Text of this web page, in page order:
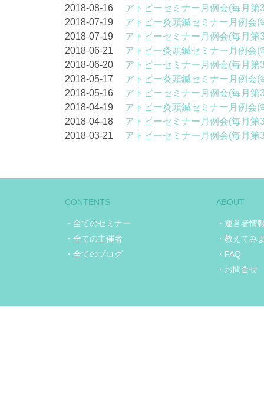
2018-08-16 アトピーセミナー月例会(毎月第
2018-07-19 アトピー灸頭鍼セミナー月例会(
2018-07-19 アトピーセミナー月例会(毎月第
2018-06-21 アトピー灸頭鍼セミナー月例会(
2018-06-20 アトピーセミナー月例会(毎月第
2018-05-17 アトピー灸頭鍼セミナー月例会(
2018-05-16 アトピーセミナー月例会(毎月第
2018-04-19 アトピー灸頭鍼セミナー月例会(
2018-04-18 アトピーセミナー月例会(毎月第
2018-03-21 アトピーセミナー月例会(毎月第
CONTENTS
・全てのセミナー
・全ての主催者
・全てのブログ
ABOUT
・運営者情
・教えてみ
・FAQ
・お問合せ